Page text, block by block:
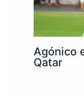
Agónico
Qatar